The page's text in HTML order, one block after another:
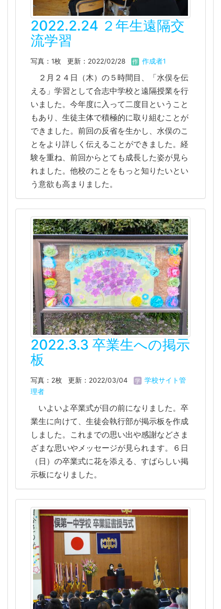
2022.2.24 ２年生遠隔交
流学習
写真：1枚 更新：2022/02/28 作成者1
２月２４日（木）の５時間目、「水俣を伝
える」学習として合志中学校と遠隔授業を行
いました。今年度に入って二度目ということ
もあり、生徒主体で積極的に取り組むことが
できました。前回の反省を生かし、水俣のこ
とをより詳しく伝えることができました。経
験を重ね、前回からとても成長した姿が見ら
れました。他校のことをもっと知りたいとい
う意欲も高まりました。
2022.3.3 卒業生への掲示
板
写真：2枚 更新：2022/03/04
学校サイト管
理者
いよいよ卒業式が目の前になりました。卒
業生に向けて、生徒会執行部が掲示板を作成
しました。これまでの思い出や感謝などさま
ざまな思いやメッセージが見られます。６日
（日）の卒業式に花を添える、すばらしい掲
示板になりました。